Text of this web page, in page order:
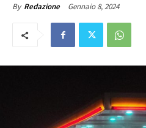
By Redazione Gennaio 8, 2024